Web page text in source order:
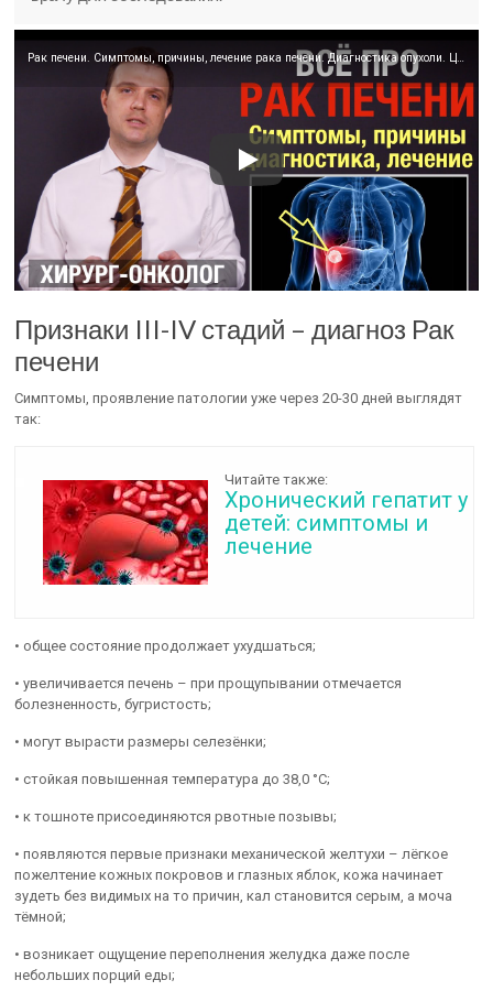
Рак печени. Симптомы, причины, лечение рака печени. Диагностика опухоли. Цирроз печени, гепатит
Признаки III-IV стадий – диагноз Рак
печени
Симптомы, проявление патологии уже через 20-30 дней выглядят
так:
Читайте также:
Хронический гепатит у
детей: симптомы и
лечение
• общее состояние продолжает ухудшаться;
• увеличивается печень – при прощупывании отмечается
болезненность, бугристость;
• могут вырасти размеры селезёнки;
• стойкая повышенная температура до 38,0 °С;
• к тошноте присоединяются рвотные позывы;
• появляются первые признаки механической желтухи – лёгкое
пожелтение кожных покровов и глазных яблок, кожа начинает
зудеть без видимых на то причин, кал становится серым, а моча
тёмной;
• возникает ощущение переполнения желудка даже после
небольших порций еды;